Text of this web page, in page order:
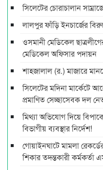
সিলেটের চোরাচালান
লালপুর ফাঁড়ি ইনচার্জের
ওসমানী মেডিকেল
মেডিকেল অফিসার পদায়ন
শাহজালাল (র.) মাজারে
সিলেটের মদিনা মার্কেটে
প্রমাণিত সেচ্ছাসেবক দল
মিথ্যা অভিযোগ দিয়ে
বিভাগীয় ব্যবস্থার নির্দেশ!
গোয়াইনঘাটে মামলা
শিকার তদন্তকারী